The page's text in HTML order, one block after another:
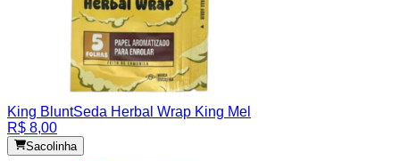
King BluntSeda Herbal Wrap King Mel
R$ 8,00
Sacolinha